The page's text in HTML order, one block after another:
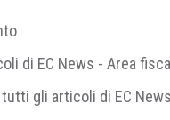
in commento
relativa al
la certificazione
di EC News - Area
gli articoli di EC